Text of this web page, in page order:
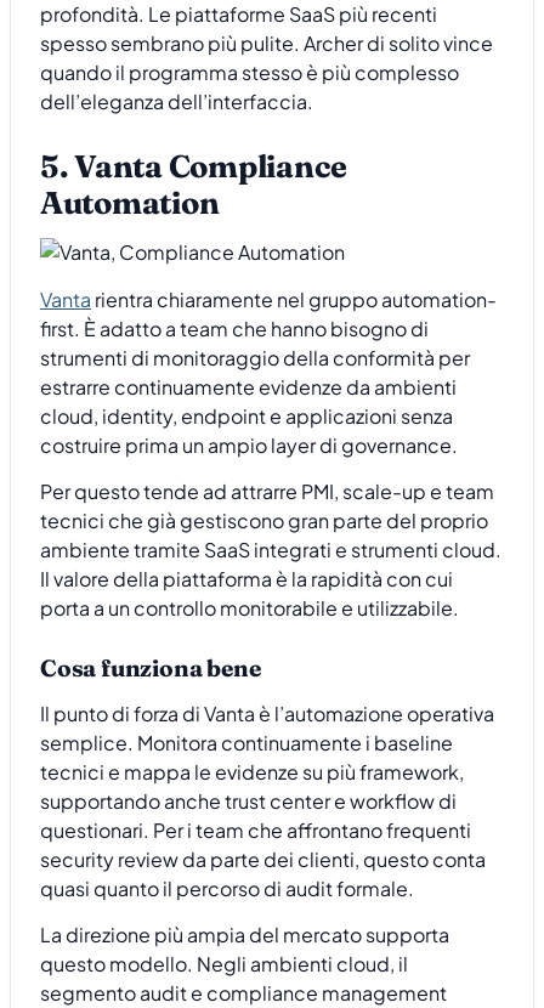
profondità. Le piattaforme SaaS più recenti
spesso sembrano più pulite. Archer di solito vince
quando il programma stesso è più complesso
dell’eleganza dell’interfaccia.
5. Vanta Compliance
Automation
Vanta rientra chiaramente nel gruppo automation-
first. È adatto a team che hanno bisogno di
strumenti di monitoraggio della conformità per
estrarre continuamente evidenze da ambienti
cloud, identity, endpoint e applicazioni senza
costruire prima un ampio layer di governance.
Per questo tende ad attrarre PMI, scale-up e team
tecnici che già gestiscono gran parte del proprio
ambiente tramite SaaS integrati e strumenti cloud.
Il valore della piattaforma è la rapidità con cui
porta a un controllo monitorabile e utilizzabile.
Cosa funziona bene
Il punto di forza di Vanta è l’automazione operativa
semplice. Monitora continuamente i baseline
tecnici e mappa le evidenze su più framework,
supportando anche trust center e workflow di
questionari. Per i team che affrontano frequenti
security review da parte dei clienti, questo conta
quasi quanto il percorso di audit formale.
La direzione più ampia del mercato supporta
questo modello. Negli ambienti cloud, il
segmento audit e compliance management